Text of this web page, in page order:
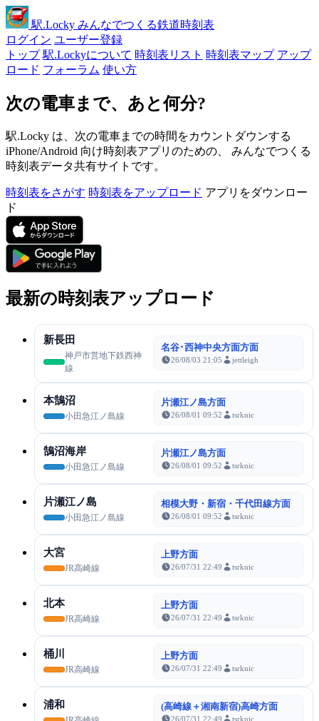
駅.Locky みんなでつくる鉄道時刻表
ログイン ユーザー登録
トップ 駅.Lockyについて 時刻表リスト 時刻表マップ アップ
ロード フォーラム 使い方
次の電車まで、あと何分?
駅.Locky は、次の電車までの時間をカウントダウンする
iPhone/Android 向け時刻表アプリのための、 みんなでつくる
時刻表データ共有サイトです。
時刻表をさがす 時刻表をアップロード アプリをダウンロー
ド
最新の時刻表アップロード
新長田
神戸市営地下鉄西神
線
名谷･西神中央方面方面
26/08/03 21:05 jettleigh
本鵠沼
小田急江ノ島線
片瀬江ノ島方面
26/08/01 09:52 tsrknic
鵠沼海岸
小田急江ノ島線
片瀬江ノ島方面
26/08/01 09:52 tsrknic
片瀬江ノ島
小田急江ノ島線
相模大野・新宿・千代田線方面
26/08/01 09:52 tsrknic
大宮
JR高崎線
上野方面
26/07/31 22:49 tsrknic
北本
JR高崎線
上野方面
26/07/31 22:49 tsrknic
桶川
JR高崎線
上野方面
26/07/31 22:49 tsrknic
浦和 (高崎線＋湘南新宿)高崎方面
26/07/31 22:49 tsrknic